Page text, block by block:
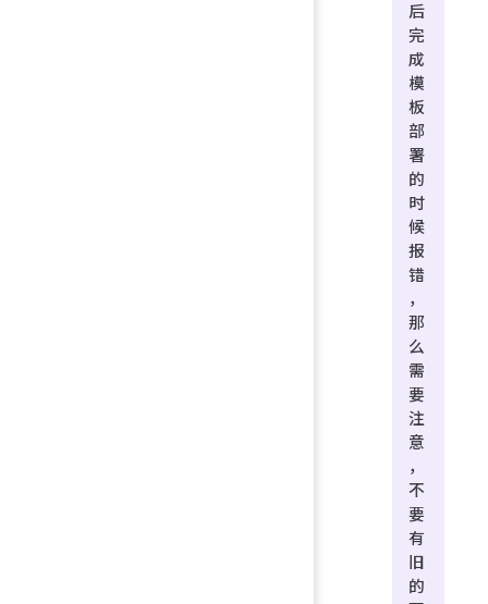
后
完
成
模
板
部
署
的
时
候
报
错
，
那
么
需
要
注
意
，
不
要
有
旧
的